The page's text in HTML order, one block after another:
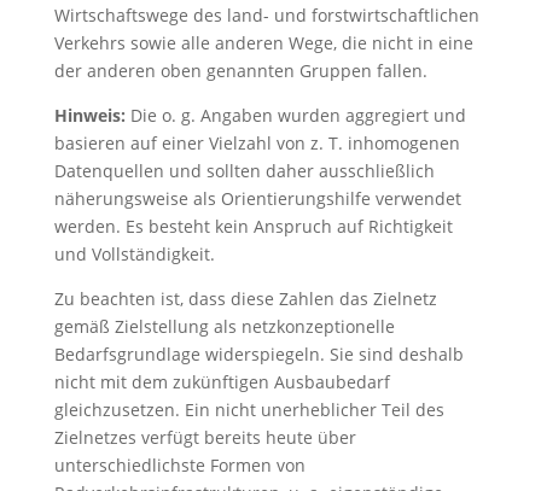
Wirtschaftswege des land- und forstwirtschaftlichen
Verkehrs sowie alle anderen Wege, die nicht in eine
der anderen oben genannten Gruppen fallen.
Hinweis: Die o. g. Angaben wurden aggregiert und
basieren auf einer Vielzahl von z. T. inhomogenen
Datenquellen und sollten daher ausschließlich
näherungsweise als Orientierungshilfe verwendet
werden. Es besteht kein Anspruch auf Richtigkeit
und Vollständigkeit.
Zu beachten ist, dass diese Zahlen das Zielnetz
gemäß Zielstellung als netzkonzeptionelle
Bedarfsgrundlage widerspiegeln. Sie sind deshalb
nicht mit dem zukünftigen Ausbaubedarf
gleichzusetzen. Ein nicht unerheblicher Teil des
Zielnetzes verfügt bereits heute über
unterschiedlichste Formen von